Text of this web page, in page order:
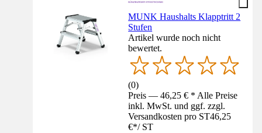
MUNK Haushalts Klapptritt 2
Stufen
Artikel wurde noch nicht
bewertet.
(0)
Preis — 46,25 € * Alle Preise
inkl. MwSt. und ggf. zzgl.
Versandkosten pro ST46,25
€*/ ST